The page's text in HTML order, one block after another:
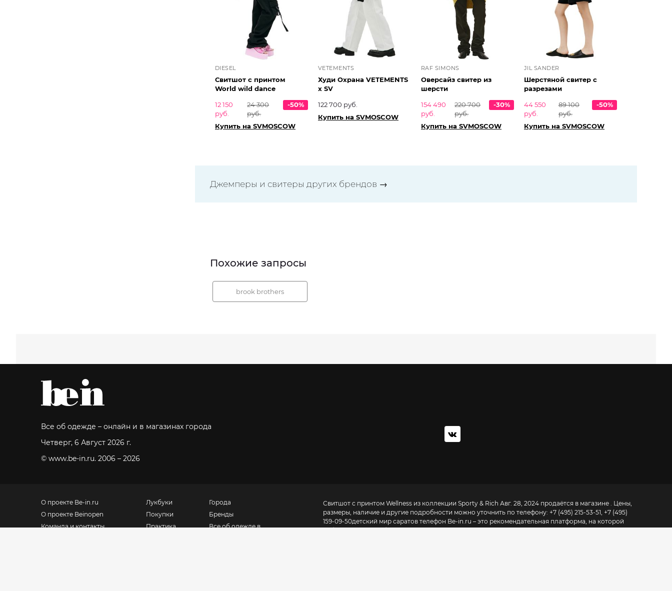
DIESEL
Свитшот с принтом
World wild dance
12 150
руб.
24 300
руб.
-50%
Купить на SVMOSCOW
VETEMENTS
Худи Охрана VETEMENTS
х SV
122 700 руб.
Купить на SVMOSCOW
RAF SIMONS
Оверсайз свитер из
шерсти
154 490
руб.
220 700
руб.
-30%
Купить на SVMOSCOW
JIL SANDER
Шерстяной свитер с
разрезами
44 550
руб.
89 100
руб.
-50%
Купить на SVMOSCOW
Джемперы и свитеры других брендов →
Похожие запросы
brook brothers
Все об одежде – онлайн и в магазинах города
Четверг, 6 Август 2026 г.
© www.be-in.ru. 2006 – 2026
О проекте Be-in.ru
О проекте Beinopen
Команда и контакты
Лукбуки
Покупки
Практика
Города
Бренды
Все об одежде в
Свитшот с принтом Wellness из коллекции Sporty & Rich Авг. 28, 2024 продаётся в магазине . Цены,
размеры, наличие и другие подробности можно уточнить по телефону: +7 (495) 215-53-51, +7 (495)
159-09-50детский мир саратов телефон Be-in.ru – это рекомендательная платформа, на которой